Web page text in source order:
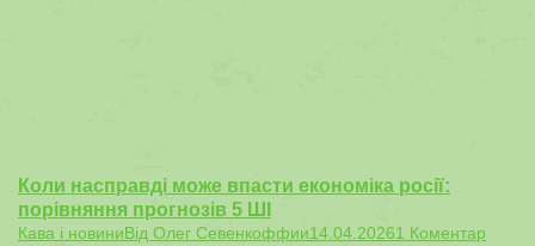
Коли насправді може впасти економіка росії:
порівняння прогнозів 5 ШІ
Кава і новиниВід Олег Севенкоффии14.04.20261 Коментар